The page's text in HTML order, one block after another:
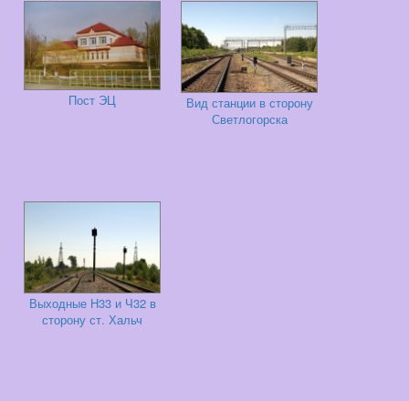
Пост ЭЦ
Вид станции в сторону
Светлогорска
Выходные Н33 и Ч32 в
сторону ст. Хальч